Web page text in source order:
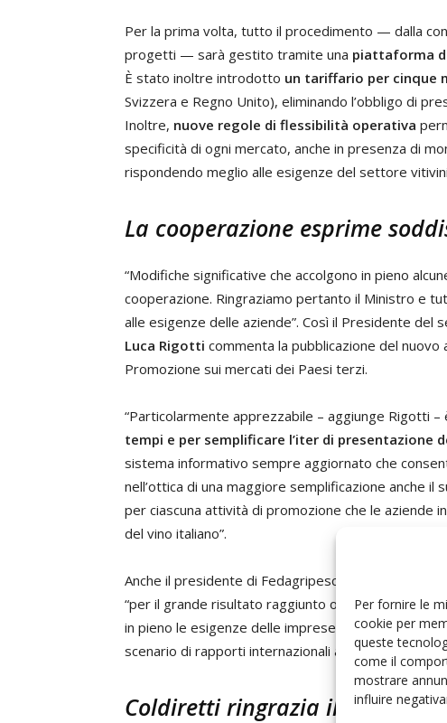
Per fornire le
cookie per
queste
come il
mostrare
influire
Per la prima volta, tutto il procedimento — dalla
progetti — sarà gestito tramite una piattaforma
È stato inoltre introdotto un tariffario per cinque
Svizzera e Regno Unito), eliminando l’obbligo di
Inoltre, nuove regole di flessibilità operativa
specificità di ogni mercato, anche in presenza di
rispondendo meglio alle esigenze del settore
La cooperazione esprime
“Modifiche significative che accolgono in pieno
cooperazione. Ringraziamo pertanto il Ministro e
alle esigenze delle aziende”. Così il Presidente
Luca Rigotti commenta la pubblicazione del nuovo
Promozione sui mercati dei Paesi terzi.
“Particolarmente apprezzabile – aggiunge Rigotti –
tempi e per semplificare l’iter di presentazione
sistema informativo sempre aggiornato che
nell’ottica di una maggiore semplificazione anche
per ciascuna attività di promozione che le aziende
del vino italiano”.
Anche il presidente di Fedagripesca Confcooperative
“per il grande risultato raggiunto oggi con il nuovo
in pieno le esigenze delle imprese del settore,
scenario di rapporti internazionali alquanto
Coldiretti ringrazia il ministro